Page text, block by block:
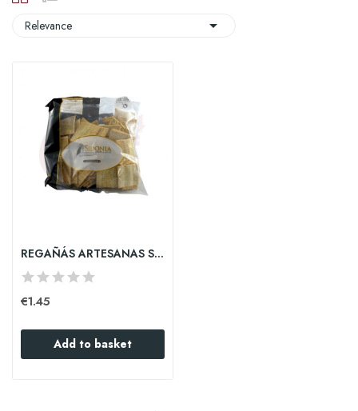
Relevance 
REGAÑÁS ARTESANAS SIDONIA 200 GRS
€1.45
Add to basket